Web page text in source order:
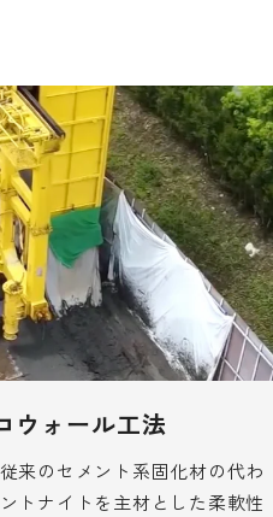
ウォール工法
来のセメント系固化材の代わ
トナイトを主材とした柔軟性